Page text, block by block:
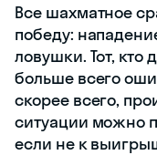
Все шахматное
победу:
ловушки. Тот, кто
больше всего
скорее всего,
ситуации можно
если не к